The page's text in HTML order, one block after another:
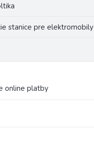
stanice pre elektromobily
online platby